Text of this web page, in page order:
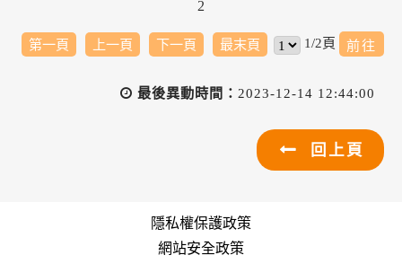
2
第一頁 上一頁 下一頁 最末頁 1/2頁
最後異動時間： 2023-12-14 12:44:00
回上頁
隱私權保護政策
網站安全政策